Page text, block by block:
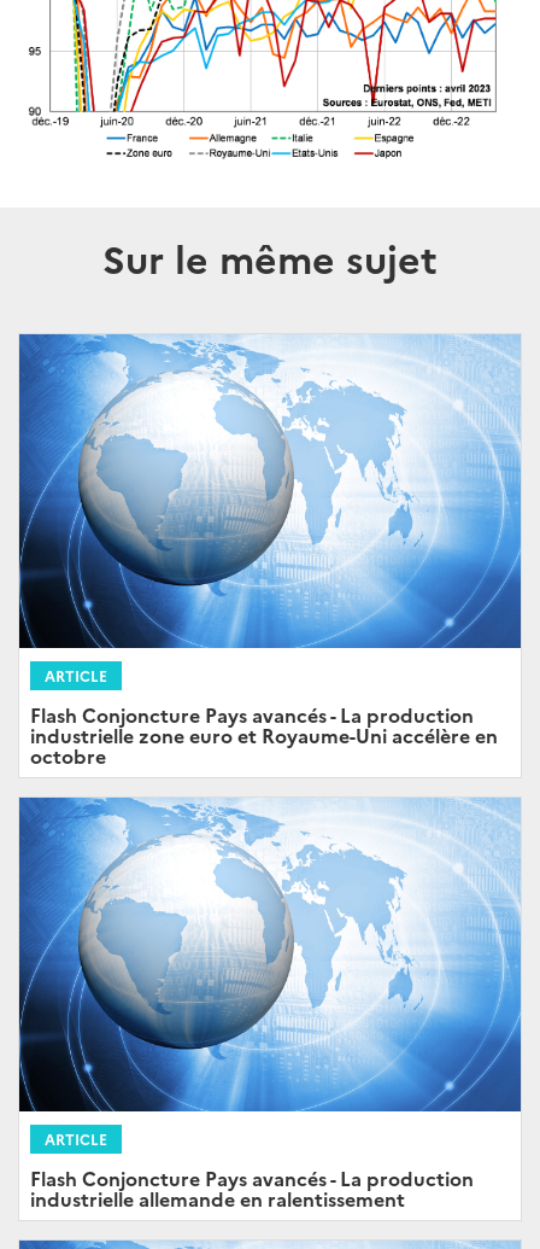
Sur le même sujet
ARTICLE
Flash Conjoncture Pays avancés - La production
industrielle zone euro et Royaume-Uni accélère en
octobre
ARTICLE
Flash Conjoncture Pays avancés - La production
industrielle allemande en ralentissement